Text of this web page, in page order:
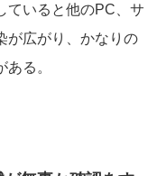
ていると他のPC、サ
が広がり、かなりの
る。